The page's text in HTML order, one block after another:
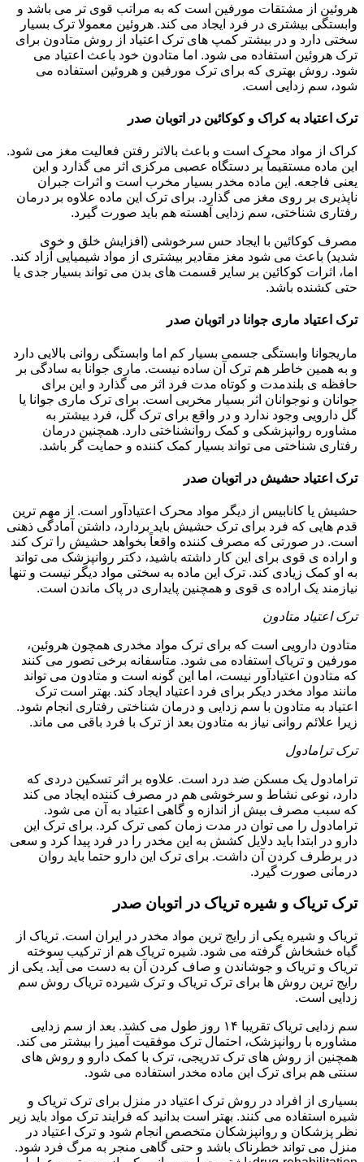
هروئین از مشتقات مورفین است که به مراتب قوی تر می باشد و
وابستگی بیشتری در فرد ایجاد می کند. هروئین معمولا ترک بسیار
سختی دارد و در بیشتر کمپ های ترک اعتیاد از روش متادون برای
ترک هروئین استفاده می شود. اما متادون خود باعث اعتیاد می
شود. روش بهتری که برای ترک مورفین و هروئین استفاده می
شود، سم زدایی است.
ترک اعتیاد به کراک و کوکائین در اتوبان صدر
کراک از مواد محرک است و باعث بالاتر رفتن فعالیت مغز می شود.
این ماده مستقیماً بر دستگاه عصبی مرکزی اثر می گذارد و این
یعنی فاجعه. این ماده مخدر بسیار مخرب است و اثرات جبران
ناپذیری بر روی مغز می گذارد. برای ترک این ماده علاوه بر درمان
رفتاری شناختی، سم زدایی آهسته هم باید صورت گیرد.
مصرف کوکائین با ایجاد حس سرخوشی (افزایش خلق و خوی
شدید) باعث می شود مغز مقادیر بیشتری از مواد شیمیایی آزاد کند.
اما، اثرات کوکائین بر سایر قسمت های بدن می تواند بسیار جدی یا
حتی کشنده باشد.
ترک اعتیاد ماری جوانا در اتوبان صدر
ماریجوانا وابستگی جسمی بسیار کم اما وابستگی روانی بالایی دارد
و به همین خاطر هم ترک آن ساده نیست. ماری جوانا به سادگی بر
حافظه ی بلندمدت و کوتاه مدت فرد اثر می گذارد و این برای
جوانان و نوجوانان اثر بسیار مخربی است. برای ترک ماری جوانا یا
گل دارویی وجود ندارد و در واقع برای ترک گل، فرد بیشتر به
مشاوره روانپزشکی و کمک روانشناختی دارد. همچنین درمان
رفتاری شناختی می تواند بسیار کمک کننده و حمایت گر باشد.
ترک اعتیاد حشیش در اتوبان صدر
حشیش یا کانابیس از دیگر مواد محرک اعتیادآور است. از مهم ترین
قدم هایی که فرد برای ترک حشیش باید بردارد، داشتن آمادگی ذهنی
است. در صورتی که مصرف کننده واقعاً بخواهد حشیش را ترک کند
و اراده ی قوی برای این کار داشته باشید، دکتر روانپزشک می تواند
به او کمک زیادی کند. ترک این ماده به سختی مواد دیگر نیست و تنها
نیازمند یک اراده ی قوی و همچنین پایداری در پاک ماندن است.
ترک اعتیاد متادون
متادون دارویی است که برای ترک مواد مخدری همچون هروئین،
مورفین و تریاک استفاده می شود. متأسفانه برخی تصور می کنند
که متادون اعتیادآور نیست، اما این گونه است و متادون می تواند
مانند مواد مخدر دیکر برای فرد اعتیاد ایجاد کند. بهتر است ترک
اعتیاد به متادون با سم زدایی و درمان شناختی رفتاری انجام شود.
زیرا علائم روانی نیاز به متادون بعد از ترک با فرد باقی می ماند.
ترک ترامادول
ترامادول یک مسکن ضد درد است. علاوه بر اثر تسکین دردی که
دارد، نوعی نشاط و سرخوشی هم در مصرف کننده ایجاد می کند
که سبب مصرف بیش از اندازه و گاهی اعتیاد به آن می شود.
ترامادول را می توان در مدت زمان کمی ترک کرد. برای ترک این
دارو در ابتدا باید دلایل کشش به این مخدر را در فرد پیدا کرد و سعی
در برطرف کردن آن داشت. برای ترک این دارو حتما باید روان
درمانی صورت گیرد.
ترک تریاک و شیره تریاک در اتوبان صدر
تریاک و شیره یکی از رایج ترین مواد مخدر در ایران است. تریاک از
گیاه خشخاش گرفته می شود. شیره تریاک هم از ترکیب سوخته
تریاک و تریاک و جوشاندن و صاف کردن آن به دست می آید. یکی از
رایج ترین روش ها برای ترک تریاک و ترک شیرده تریاک روش سم
زدایی است.
سم زدایی تریاک تقریبا ۱۴ روز طول می کشد. بعد از سم زدایی
مشاوره با روانپزشک، احتمال ترک موفقیت آمیز را بیشتر می کند.
همچنین از روش های ترک تدریجی، ترک با کمک دارو و روش های
سنتی هم برای ترک این ماده مخدر استفاده می شود.
بسیاری از افراد در روش ترک اعتیاد در منزل برای ترک تریاک و
شیره استفاده می کنند. بهتر است بدانید که فرایند ترک مواد باید زیر
نظر پزشکان و روانپزشکان متخصص انجام شود و ترک اعتیاد در
منزل می تواند خطرناک باشد و حتی گاهی منجر به مرگ فرد شود.